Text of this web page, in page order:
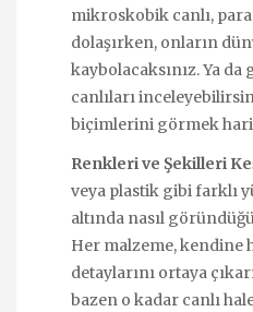
mikroskobik canlı,
dolaşırken, onların
kaybolacaksınız. Ya
canlıları
biçimlerini görmek
Renkleri ve Şekilleri
veya plastik gibi farklı
altında nasıl
Her malzeme, kendine
detaylarını ortaya
bazen o kadar canlı